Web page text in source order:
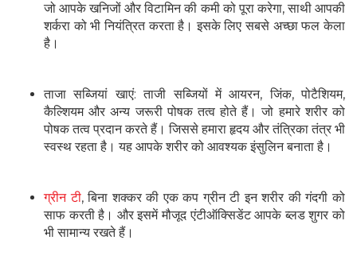
जो आपके खनिजों और विटामिन की कमी को पूरा करेगा, साथी आपकी
शर्करा को भी नियंत्रित करता है। इसके लिए सबसे अच्छा फल केला
है।
ताजा सब्जियां खाएं: ताजी सब्जियों में आयरन, जिंक, पोटैशियम,
कैल्शियम और अन्य जरूरी पोषक तत्व होते हैं। जो हमारे शरीर को
पोषक तत्व प्रदान करते हैं। जिससे हमारा हृदय और तंत्रिका तंत्र भी
स्वस्थ रहता है। यह आपके शरीर को आवश्यक इंसुलिन बनाता है।
ग्रीन टी, बिना शक्कर की एक कप ग्रीन टी इन शरीर की गंदगी को
साफ करती है। और इसमें मौजूद एंटीऑक्सिडेंट आपके ब्लड शुगर को
भी सामान्य रखते हैं।